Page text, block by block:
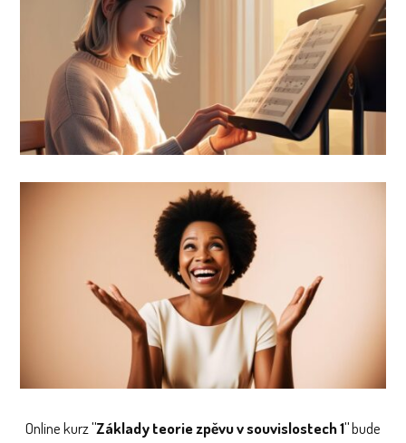
Online kurz"Základy teorie zpěvu v souvislostech 1"bude